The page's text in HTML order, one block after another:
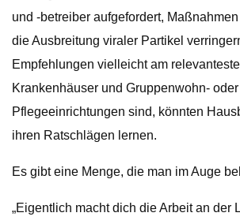
und -betreiber aufgefordert,
die Ausbreitung viraler Partikel
Empfehlungen vielleicht am
Krankenhäuser und Gruppenwohn- oder
Pflegeeinrichtungen sind, könnten
ihren Ratschlägen lernen.
Es gibt eine Menge, die man im Auge
„Eigentlich macht dich die Arbeit an der